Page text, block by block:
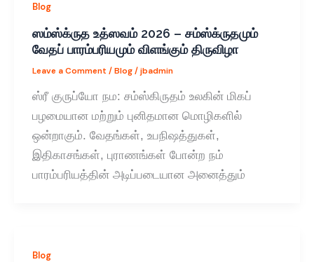
Blog
ஸம்ஸ்க்ருத உத்ஸவம் 2026 – சம்ஸ்க்ருதமும்
வேதப் பாரம்பரியமும் விளங்கும் திருவிழா
Leave a Comment /Blog/jbadmin
ஸ்ரீ குருப்யோ நம: சம்ஸ்கிருதம் உலகின் மிகப்
பழமையான மற்றும் புனிதமான மொழிகளில்
ஒன்றாகும். வேதங்கள், உபநிஷத்துகள்,
இதிகாசங்கள், புராணங்கள் போன்ற நம்
பாரம்பரியத்தின் அடிப்படையான அனைத்தும்
Blog